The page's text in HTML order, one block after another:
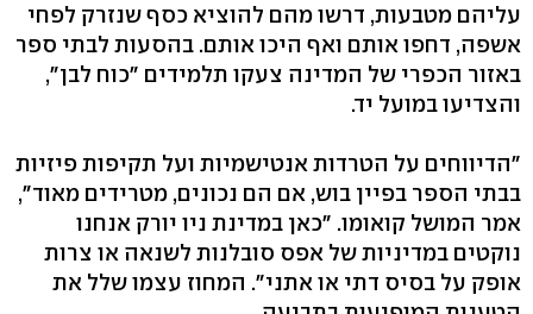
עליהם מטבעות, דרשו מהם להוציא כסף שנזרק לפחי
אשפה, דחפו אותם ואף היכו אותם. בהסעות לבתי ספר
באזור הכפרי של המדינה צעקו תלמידים "כוח לבן",
והצדיעו במועל יד.
"הדיווחים על הטרדות אנטישמיות ועל תקיפות פיזיות
בבתי הספר בפיין בוש, אם הם נכונים, מטרידים מאוד",
אמר המושל קואומו. "כאן במדינת ניו יורק אנחנו
נוקטים במדיניות של אפס סובלנות לשנאה או צרות
אופק על בסיס דתי או אתני". המחוז עצמו שלל את